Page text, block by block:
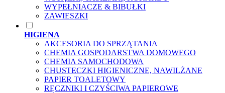
WYPEŁNIACZE & BIBUŁKI
ZAWIESZKI
HIGIENA
AKCESORIA DO SPRZĄTANIA
CHEMIA GOSPODARSTWA DOMOWEGO
CHEMIA SAMOCHODOWA
CHUSTECZKI HIGIENICZNE, NAWILŻANE
PAPIER TOALETOWY
RĘCZNIKI I CZYŚCIWA PAPIEROWE